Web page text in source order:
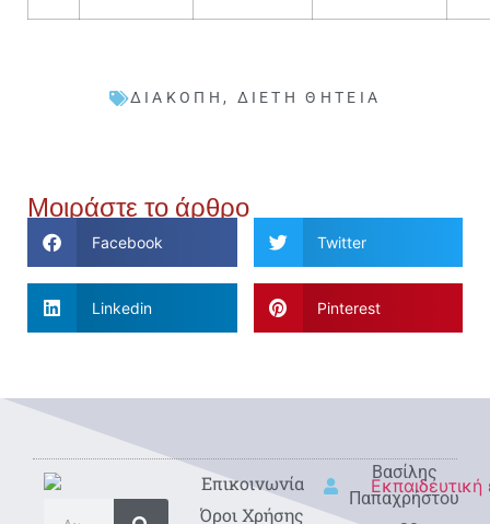
ΔΙΑΚΟΠΉ , ΔΙΕΤΉ ΘΗΤΕΊΑ
Μοιράστε το άρθρο
Facebook Twitter
Linkedin Pinterest
Eπικοινωνία
Όροι Χρήσης
Βασίλης
Παπαχρήστου